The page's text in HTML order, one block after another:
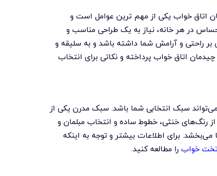
اتاق خواب یکی از مهم ترین عوامل است و
در هر خانه، نیاز به یک طراحی مناسب و
راحتی و آرامش شما داشته باشد و به سلیقه و
اتاق خواب پرداخته و نکاتی برای انتخاب
سبک انتخابی شما باشد. سبک مدرن یکی از
رنگ‌های خنثی، خطوط ساده و انتخاب مبلمان و
برای اطلاعات بیشتر و توجه به اینکه
تخت خوابرا مطالعه کنید.